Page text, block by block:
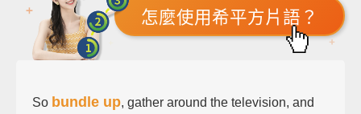
怎麼使用希平方片語？
So bundle up, gather around the television, and